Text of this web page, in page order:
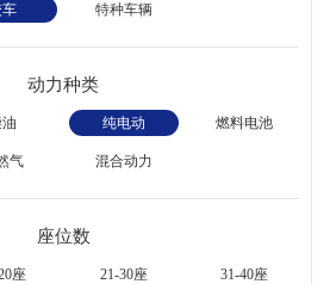
车 特种车辆
动力种类
纯电动 燃料电池
气 混合动力
座位数
座 21-30座 31-40座